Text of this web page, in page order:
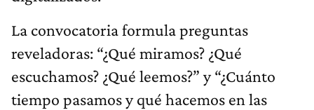
La convocatoria formula preguntas
reveladoras: “¿Qué miramos? ¿Qué
escuchamos? ¿Qué leemos?” y “¿Cuánto
tiempo pasamos y qué hacemos en las